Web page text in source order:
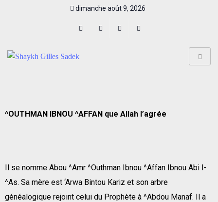
dimanche août 9, 2026
^OUTHMAN IBNOU ^AFFAN que Allah l’agrée
Il se nomme Abou ^Amr ^Outhman Ibnou ^Affan Ibnou Abi l-
^As. Sa mère est ‘Arwa Bintou Kariz et son arbre
généalogique rejoint celui du Prophète à ^Abdou Manaf. Il a